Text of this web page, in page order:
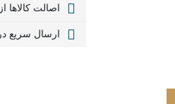
اصالت کالاها
ارسال سریع